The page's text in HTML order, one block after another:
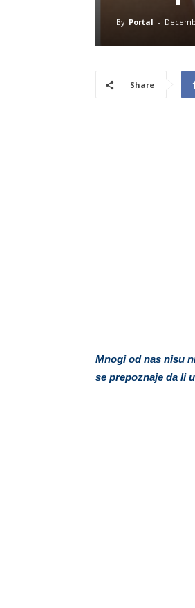
By Portal -
Share
Mnogi od nas nisu
se prepoznaje da li